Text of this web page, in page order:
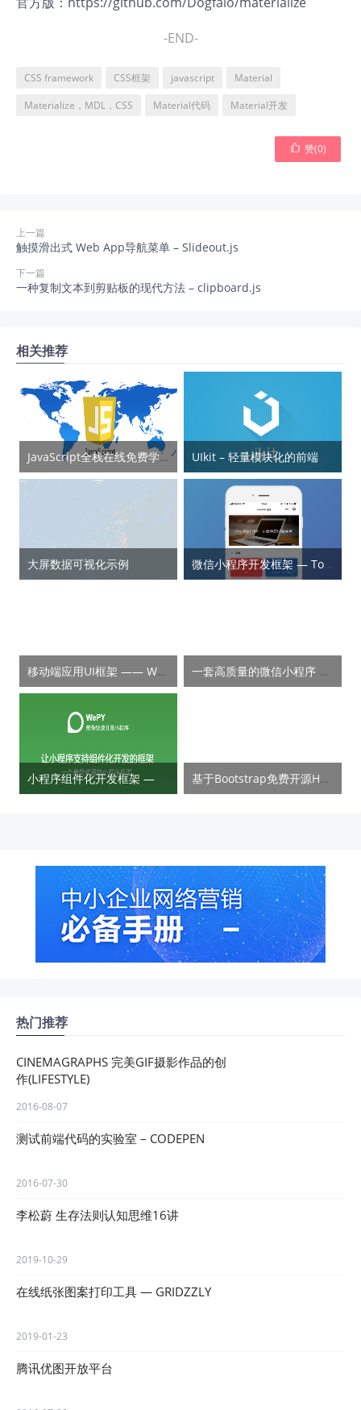
-END-
CSS framework CSS框架 javascript
Material
Materialize，MDL，CSS
Material代码 Material开发
 赞(0)
上一篇
触摸滑出式 Web App导航菜单 – Slideout.js
下一篇
一种复制文本到剪贴板的现代方法 – clipboard.js
相关推荐
JavaScript全栈在线免费学习教程 UIkit – 轻量模块化的前端框架
大屏数据可视化示例 微信小程序开发框架 — Touch WX
移动端应用UI框架 —— WeTouch 一套高质量的微信小程序 UI 组件库 — iView-Weapp
小程序组件化开发框架 — WePY 基于Bootstrap免费开源HTML5跨屏框架 — ZUI
热门推荐
CINEMAGRAPHS 完美GIF摄影作品的创
作(LIFESTYLE)
2016-08-07
测试前端代码的实验室 – CODEPEN
2016-07-30
李松蔚 生存法则认知思维16讲
2019-10-29
在线纸张图案打印工具 — GRIDZZLY
2019-01-23
腾讯优图开放平台